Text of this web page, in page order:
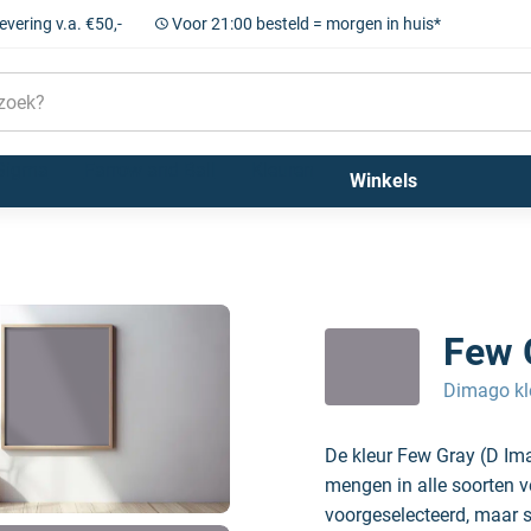
v.a. €50,- Voor 21:00 besteld = morgen in huis*
Winkels
Few
Dimago
De kleur Few Gray (D
mengen in alle soorten
voorgeselecteerd, maar